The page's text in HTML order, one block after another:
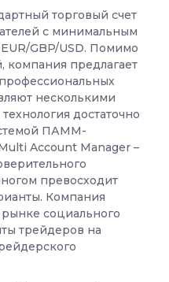
торговый счет
с минимальным
GBP/USD. Помимо
компания предлагает
несколькими
достаточно
ПАММ-
Account Manager –
превосходит
Компания
социального
трейдеров на